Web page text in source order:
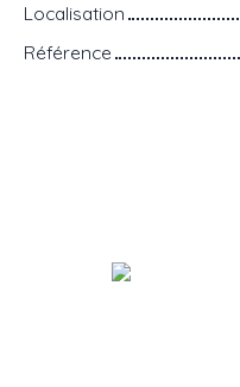
Localisation
Référence